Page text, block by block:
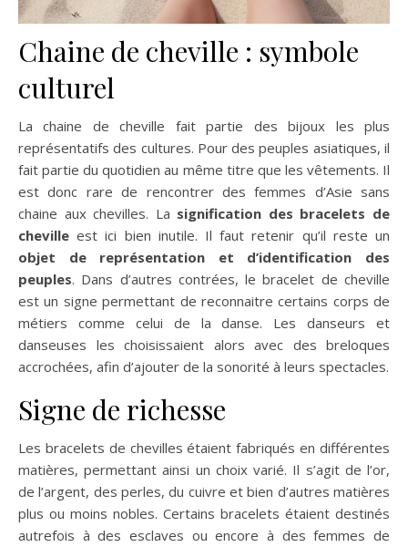
Chaine de cheville : symbole
culturel
La chaine de cheville fait partie des bijoux les plus
représentatifs des cultures. Pour des peuples asiatiques, il
fait partie du quotidien au même titre que les vêtements. Il
est donc rare de rencontrer des femmes d’Asie sans
chaine aux chevilles. La signification des bracelets de
chevilleest ici bien inutile. Il faut retenir qu’il reste un
objet de représentation et d’identification des
peuples. Dans d’autres contrées, le bracelet de cheville
est un signe permettant de reconnaitre certains corps de
métiers comme celui de la danse. Les danseurs et
danseuses les choisissaient alors avec des breloques
accrochées, afin d’ajouter de la sonorité à leurs spectacles.
Signe de richesse
Les bracelets de chevilles étaient fabriqués en différentes
matières, permettant ainsi un choix varié. Il s’agit de l’or,
de l’argent, des perles, du cuivre et bien d’autres matières
plus ou moins nobles. Certains bracelets étaient destinés
autrefois à des esclaves ou encore à des femmes de